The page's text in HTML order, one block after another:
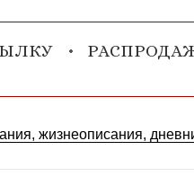
жизнеописания,